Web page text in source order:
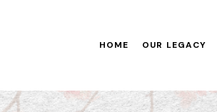
HOME OUR LEGACY